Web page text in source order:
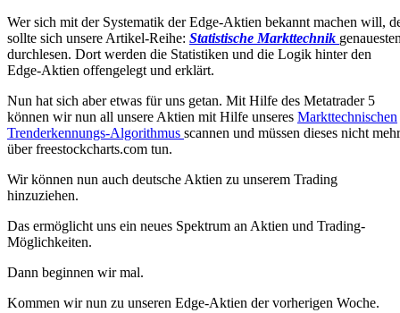
Wer sich mit der Systematik der Edge-Aktien bekannt machen will,
sollte sich unsere Artikel-Reihe: Statistische Markttechnik
durchlesen. Dort werden die Statistiken und die Logik hinter den
Edge-Aktien offengelegt und erklärt.
Nun hat sich aber etwas für uns getan. Mit Hilfe des Metatrader 5
können wir nun all unsere Aktien mit Hilfe unseres Markttechnischen
Trenderkennungs-Algorithmus scannen und müssen dieses nicht mehr
über freestockcharts.com tun.
Wir können nun auch deutsche Aktien zu unserem Trading
hinzuziehen.
Das ermöglicht uns ein neues Spektrum an Aktien und Trading-
Möglichkeiten.
Dann beginnen wir mal.
Kommen wir nun zu unseren Edge-Aktien der vorherigen Woche.